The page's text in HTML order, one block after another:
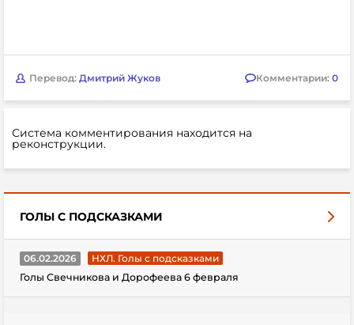
Перевод: Дмитрий Жуков Комментарии: 0
Система комментирования находится на
реконструкции.
ГОЛЫ С ПОДСКАЗКАМИ
06.02.2026
НХЛ. Голы с подсказками
Голы Свечникова и Дорофеева 6 февраля